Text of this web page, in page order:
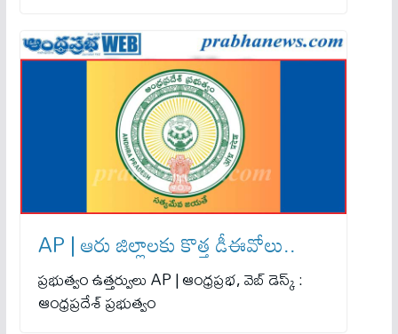
AP | ఆరు జిల్లాలకు కొత్త డీఈవోలు..
ప్రభుత్వం ఉత్తర్వులు AP | ఆంధ్రప్రభ, వెబ్ డెస్క్ :
ఆంధ్రప్రదేశ్ ప్రభుత్వం